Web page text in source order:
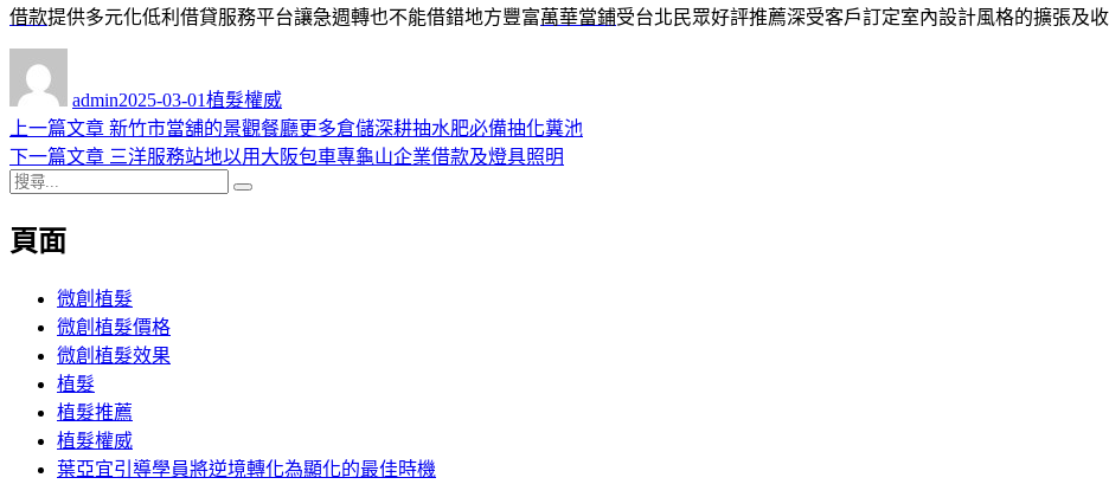
借款提供多元化低利借貸服務平台讓急週轉也不能借錯地方豐富萬華當鋪受台北民眾好評推薦深受客戶訂定室內設計風格的擴張及
admin佈
日
期:
2025-03-01類
植髮權威
文
章
覽
上一篇文章 上
一
新竹市當舖的景觀餐廳更多倉儲深耕抽水肥必備抽化糞池
下一篇文章 下
三洋服務站地以用大阪包車專龜山企業借款及燈具照明
搜
關
頁面
微創植髮
微創植髮價格
微創植髮效果
植髮
植髮推薦
植髮權威
葉亞宜引導學員將逆境轉化為顯化的最佳時機